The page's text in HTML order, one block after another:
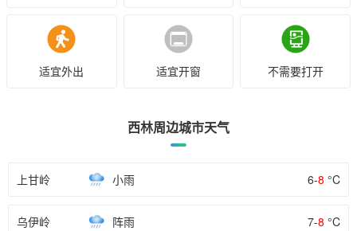
适宜外出 适宜开窗 不需要打开
西林周边城市天气
上甘岭 小雨 6-8 °C
乌伊岭 阵雨 7-8 °C